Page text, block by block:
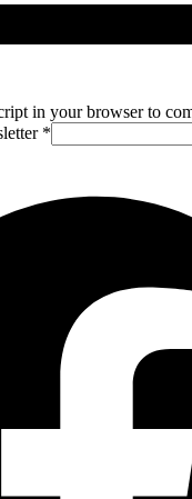
in your browser to
*